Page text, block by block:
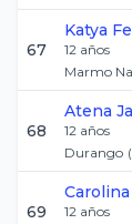
67
Katya
12 años
Marmo
68
Atena
12 años
Durango (
69
Carolina
12 años